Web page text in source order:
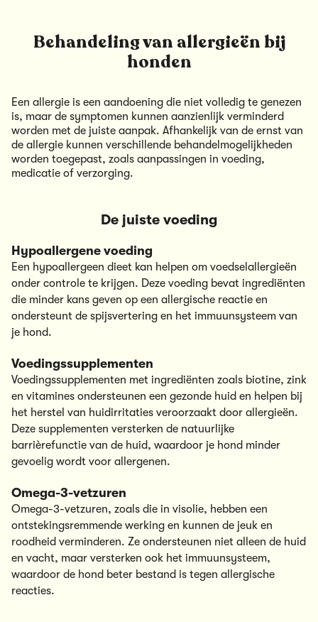
Behandeling van allergieën bij
honden
Een allergie is een aandoening die niet volledig te genezen
is, maar de symptomen kunnen aanzienlijk verminderd
worden met de juiste aanpak. Afhankelijk van de ernst van
de allergie kunnen verschillende behandelmogelijkheden
worden toegepast, zoals aanpassingen in voeding,
medicatie of verzorging.
De juiste voeding
Hypoallergene voeding
Een hypoallergeen dieet kan helpen om voedselallergieën
onder controle te krijgen. Deze voeding bevat ingrediënten
die minder kans geven op een allergische reactie en
ondersteunt de spijsvertering en het immuunsysteem van
je hond.
Voedingssupplementen
Voedingssupplementen met ingrediënten zoals biotine, zink
en vitamines ondersteunen een gezonde huid en helpen bij
het herstel van huidirritaties veroorzaakt door allergieën.
Deze supplementen versterken de natuurlijke
barrièrefunctie van de huid, waardoor je hond minder
gevoelig wordt voor allergenen.
Omega-3-vetzuren
Omega-3-vetzuren, zoals die in visolie, hebben een
ontstekingsremmende werking en kunnen de jeuk en
roodheid verminderen. Ze ondersteunen niet alleen de huid
en vacht, maar versterken ook het immuunsysteem,
waardoor de hond beter bestand is tegen allergische
reacties.